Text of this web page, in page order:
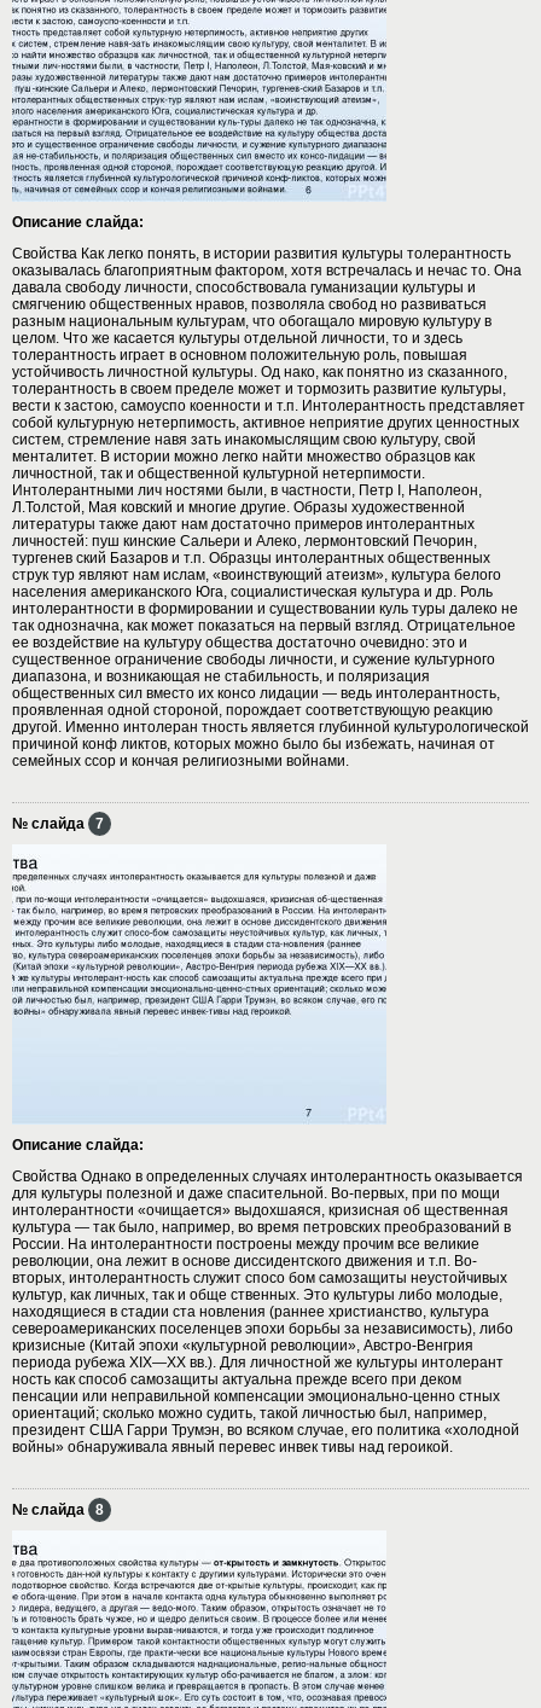
Описание слайда:
Свойства Как легко понять, в истории развития культуры толерантность
оказывалась благоприятным фактором, хотя встречалась и нечас то. Она
давала свободу личности, способствовала гуманизации культуры и
смягчению общественных нравов, позволяла свобод но развиваться
разным национальным культурам, что обогащало мировую культуру в
целом. Что же касается культуры отдельной личности, то и здесь
толерантность играет в основном положительную роль, повышая
устойчивость личностной культуры. Од нако, как понятно из сказанного,
толерантность в своем пределе может и тормозить развитие культуры,
вести к застою, самоуспо коенности и т.п. Интолерантность представляет
собой культурную нетерпимость, активное неприятие других ценностных
систем, стремление навя зать инакомыслящим свою культуру, свой
менталитет. В истории можно легко найти множество образцов как
личностной, так и общественной культурной нетерпимости.
Интолерантными лич ностями были, в частности, Петр I, Наполеон,
Л.Толстой, Мая ковский и многие другие. Образы художественной
литературы также дают нам достаточно примеров интолерантных
личностей: пуш кинские Сальери и Алеко, лермонтовский Печорин,
тургенев ский Базаров и т.п. Образцы интолерантных общественных
струк тур являют нам ислам, «воинствующий атеизм», культура белого
населения американского Юга, социалистическая культура и др. Роль
интолерантности в формировании и существовании куль туры далеко не
так однозначна, как может показаться на первый взгляд. Отрицательное
ее воздействие на культуру общества достаточно очевидно: это и
существенное ограничение свободы личности, и сужение культурного
диапазона, и возникающая не стабильность, и поляризация
общественных сил вместо их консо лидации — ведь интолерантность,
проявленная одной стороной, порождает соответствующую реакцию
другой. Именно интолеран тность является глубинной культурологической
причиной конф ликтов, которых можно было бы избежать, начиная от
семейных ссор и кончая религиозными войнами.
№ слайда 7
Описание слайда:
Свойства Однако в определенных случаях интолерантность оказывается
для культуры полезной и даже спасительной. Во-первых, при по мощи
интолерантности «очищается» выдохшаяся, кризисная об щественная
культура — так было, например, во время петровских преобразований в
России. На интолерантности построены между прочим все великие
революции, она лежит в основе диссидентского движения и т.п. Во-
вторых, интолерантность служит спосо бом самозащиты неустойчивых
культур, как личных, так и обще ственных. Это культуры либо молодые,
находящиеся в стадии ста новления (раннее христианство, культура
североамериканских поселенцев эпохи борьбы за независимость), либо
кризисные (Китай эпохи «культурной революции», Австро-Венгрия
периода рубежа XIX—XX вв.). Для личностной же культуры интолерант
ность как способ самозащиты актуальна прежде всего при деком
пенсации или неправильной компенсации эмоционально-ценно стных
ориентаций; сколько можно судить, такой личностью был, например,
президент США Гарри Трумэн, во всяком случае, его политика «холодной
войны» обнаруживала явный перевес инвек тивы над героикой.
№ слайда 8